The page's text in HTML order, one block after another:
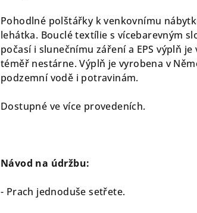
Pohodlné polštářky k venkovnímu
lehátka. Bouclé textílie s vícebarevným
počasí i slunečnímu záření a EPS výplň
téměř nestárne. Výplň je vyrobena v
podzemní vodě i potravinám.
Dostupné ve více provedeních.
Návod na údržbu:
- Prach jednoduše setřete.